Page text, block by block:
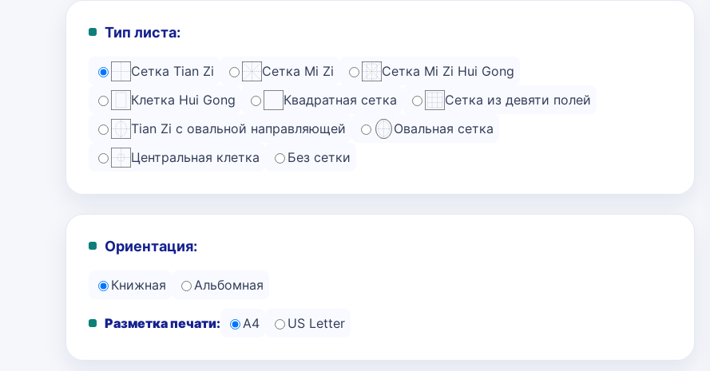
Тип листа:
Сетка Tian Zi Сетка Mi Zi
Сетка Mi Zi Hui Gong
Клетка Hui Gong
Квадратная сетка
Сетка из девяти полей
Tian Zi с овальной направляющей
Овальная сетка
Центральная клетка
Без сетки
Ориентация:
Книжная Альбомная
Разметка печати: A4 US Letter